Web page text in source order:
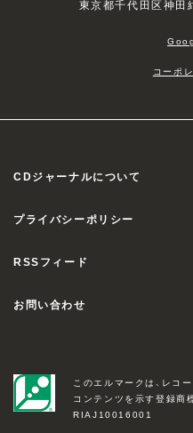
東京都千代田区神
コーポ
CDジャーナルについて
プライバシーポリシー
RSSフィード
お問い合わせ
このエルマークは、レコ
コンテンツを示す登録商
RIAJ10016001